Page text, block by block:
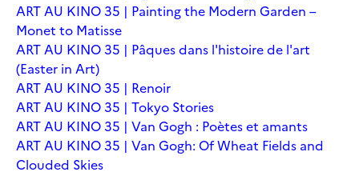
ART AU KINO 35 | Painting the Modern Garden –
Monet to Matisse
ART AU KINO 35 | Pâques dans l'histoire de l'art
(Easter in Art)
ART AU KINO 35 | Renoir
ART AU KINO 35 | Tokyo Stories
ART AU KINO 35 | Van Gogh : Poètes et amants
ART AU KINO 35 | Van Gogh: Of Wheat Fields and
Clouded Skies